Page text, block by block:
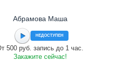
Абрамова Маша
НЕДОСТУПЕН
500 руб. запись до 1 час.
Закажите сейчас!